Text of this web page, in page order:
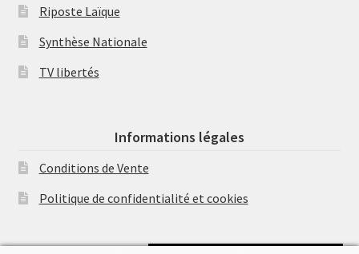
Riposte Laïque
Synthèse Nationale
TV libertés
Informations légales
Conditions de Vente
Politique de confidentialité et cookies